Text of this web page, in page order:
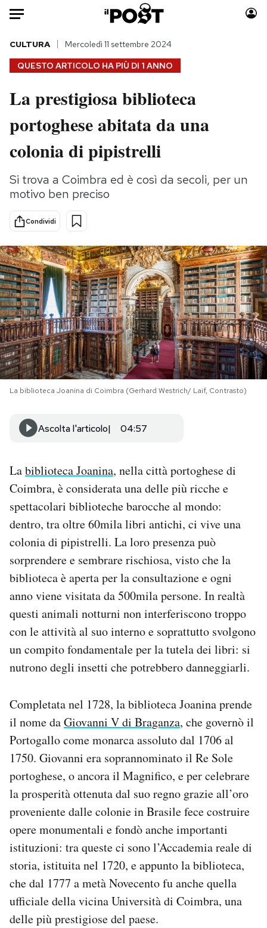
Auto
HOME
Italia
Politica
Tecnologia
Scienza
Economia
Moda
Consumismi
Storie/Idee
Media
PODCAST
NEWSLETTER
I MIEI PREFERITI
AREA PERSONALE
Area Personale
Newsletter
Notifiche mobile
Regala il Post
Hai bisogno di aiuto?
Esci
QUESTO ARTICOLO HA PIÙ DI 1 ANNO
CULTURA Mercoledì 11 settembre 2024
La prestigiosa biblioteca
portoghese abitata da una
colonia di pipistrelli
Si trova a Coimbra ed è così da secoli, per un
motivo ben preciso
Condividi
La biblioteca Joanina di Coimbra (Gerhard Westrich/ Laif, Contrasto)
Ascolta l'articolo 04:57
Labiblioteca Joanina, nella città portoghese di
Coimbra, è considerata una delle più ricche e
spettacolari biblioteche barocche al mondo:
dentro, tra oltre 60mila libri antichi, ci vive una
colonia di pipistrelli. La loro presenza può
sorprendere e sembrare rischiosa, visto che la
biblioteca è aperta per la consultazione e ogni
anno viene visitata da 500mila persone. In realtà
questi animali notturni non interferiscono troppo
con le attività al suo interno e soprattutto svolgono
un compito fondamentale per la tutela dei libri: si
nutrono degli insetti che potrebbero danneggiarli.
Completata nel 1728, la biblioteca Joanina prende
il nome daGiovanni V di Braganza, che governò il
Portogallo come monarca assoluto dal 1706 al
1750. Giovanni era soprannominato il Re Sole
portoghese, o ancora il Magnifico, e per celebrare
la prosperità ottenuta dal suo regno grazie all’oro
proveniente dalle colonie in Brasile fece costruire
opere monumentali e fondò anche importanti
istituzioni: tra queste ci sono l’Accademia reale di
storia, istituita nel 1720, e appunto la biblioteca,
che dal 1777 a metà Novecento fu anche quella
ufficiale della vicina Università di Coimbra, una
delle più prestigiose del paese.